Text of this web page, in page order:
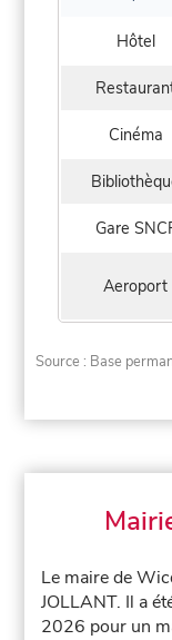
Hôtel
Cinéma
Gare
Aeroport
Source : Base
Le maire de
JOLLANT. Il a
2026 pour un